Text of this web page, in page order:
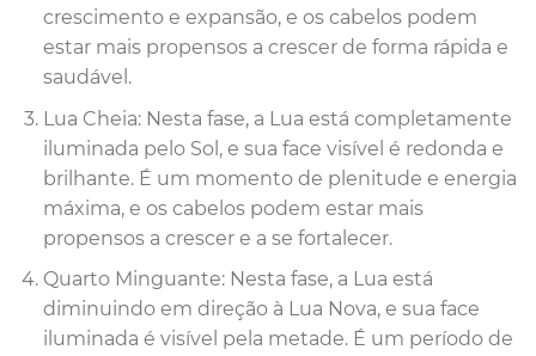
crescimento e expansão, e os cabelos podem
estar mais propensos a crescer de forma rápida e
saudável.
Lua Cheia: Nesta fase, a Lua está completamente
iluminada pelo Sol, e sua face visível é redonda e
brilhante. É um momento de plenitude e energia
máxima, e os cabelos podem estar mais
propensos a crescer e a se fortalecer.
Quarto Minguante: Nesta fase, a Lua está
diminuindo em direção à Lua Nova, e sua face
iluminada é visível pela metade. É um período de